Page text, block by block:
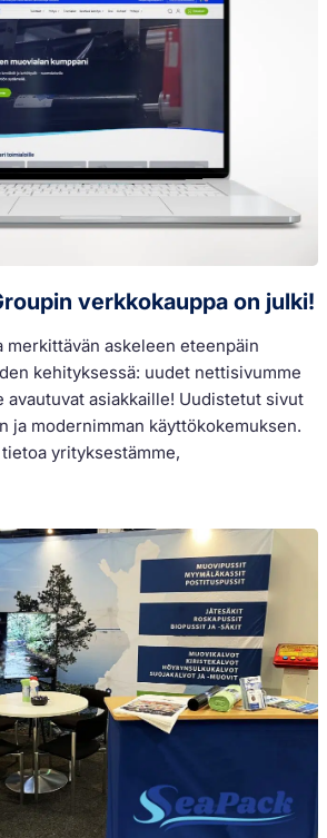
verkkokauppa on julki!
merkittävän askeleen eteenpäin
kehityksessä: uudet nettisivumme
avautuvat asiakkaille! Uudistetut sivut
ja modernimman käyttökokemuksen.
yrityksestämme,